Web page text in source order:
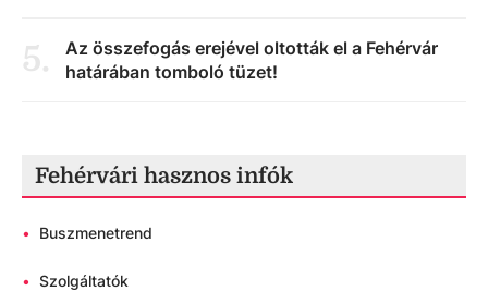
5.
Az összefogás erejével oltották el a Fehérvár
határában tomboló tüzet!
Fehérvári hasznos infók
• Buszmenetrend
• Szolgáltatók